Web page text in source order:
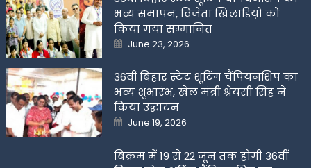
भव्य समापन, विजेता खिलाडिय़ों को
किया गया सम्मानित
Posted
on
June 23, 2026
36वीं बिहार स्टेट शूटिंग चैंपियनशिप का
भव्य शुभारंभ, खेल मंत्री श्रेयसी सिंह ने
किया उद्घाटन
Posted
on
June 19, 2026
बिक्रम में 19 से 22 जून तक होगी 36वीं